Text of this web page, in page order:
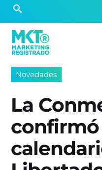
Novedades
La
confirmó